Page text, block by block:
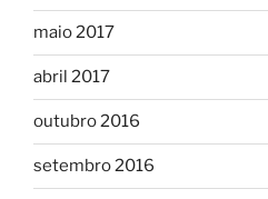
maio 2017
abril 2017
outubro 2016
setembro 2016